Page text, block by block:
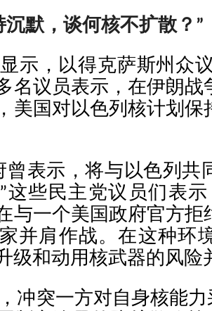
沉默，谈何核不扩散？”
示，以得克萨斯州众
名议员表示，在伊朗战
美国对以色列核计划保
曾表示，将与以⾊列共
这些民主党议员们表
与⼀个美国政府官方拒
并肩作战。在这种环
级和动用核武器的风险
冲突⼀方对自身核能⼒